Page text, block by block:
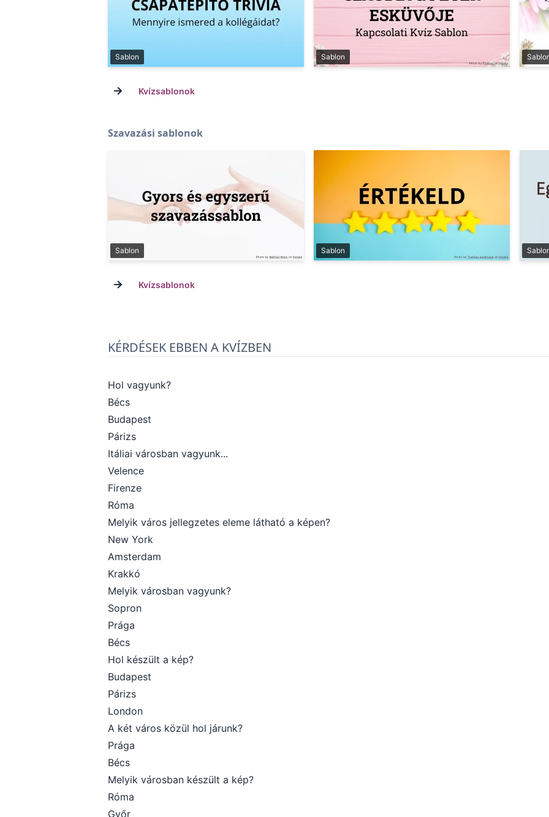
Sablon Sablon
→ Kvízsablonok
Szavazási sablonok
Sablon Sablon
→ Kvízsablonok
KÉRDÉSEK EBBEN A KVÍZBEN
Hol vagyunk?
Bécs
Budapest
Párizs
Itáliai városban vagyunk...
Velence
Firenze
Róma
Melyik város jellegzetes eleme látható a képen?
New York
Amsterdam
Krakkó
Melyik városban vagyunk?
Sopron
Prága
Bécs
Hol készült a kép?
Budapest
Párizs
London
A két város közül hol járunk?
Prága
Bécs
Melyik városban készült a kép?
Róma
Győr